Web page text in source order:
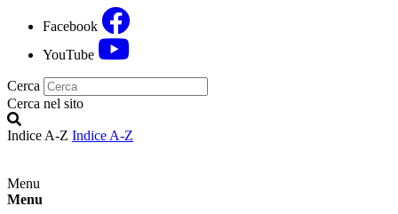
Facebook
YouTube
Cerca
Cerca nel sito
Indice A-Z Indice A-Z
Menu
Menu